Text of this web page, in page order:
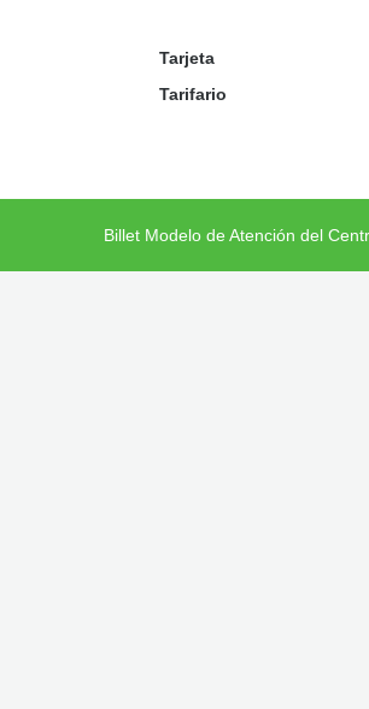
Tarjeta
Tarifario
Billet Modelo de Atención del